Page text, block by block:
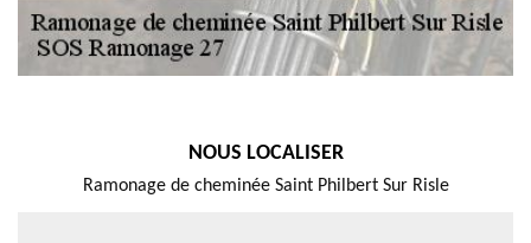
NOUS LOCALISER
Ramonage de cheminée Saint Philbert Sur Risle